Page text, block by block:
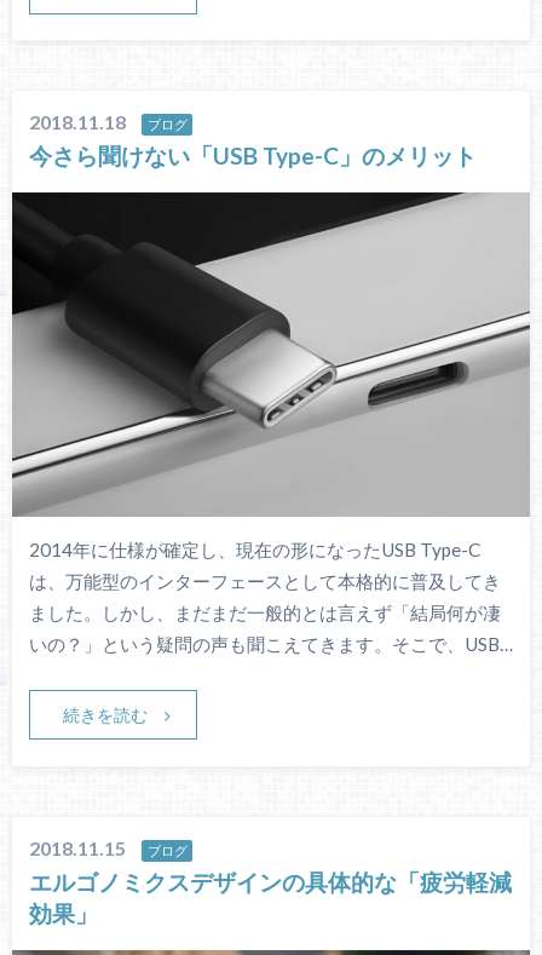
2018.11.18 ブログ
今さら聞けない「USB Type-C」のメリット
2014年に仕様が確定し、現在の形になったUSB Type-C
は、万能型のインターフェースとして本格的に普及してき
ました。しかし、まだまだ一般的とは言えず「結局何が凄
いの？」という疑問の声も聞こえてきます。そこで、USB…
続きを読む
2018.11.15 ブログ
エルゴノミクスデザインの具体的な「疲労軽減
効果」